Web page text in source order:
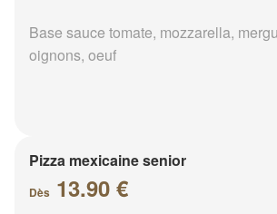
Base sauce tomate, mozzarella,
oignons, oeuf
Pizza mexicaine senior
Dès 13.90 €